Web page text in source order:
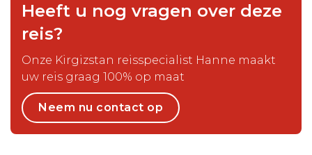
Heeft u nog vragen over deze
reis?
Onze Kirgizstan reisspecialist Hanne maakt
uw reis graag 100% op maat
Neem nu contact op